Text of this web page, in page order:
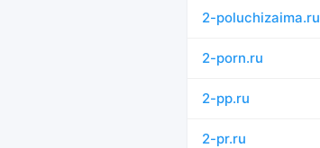
2-poluchizaima.ru
2-porn.ru
2-pp.ru
2-pr.ru